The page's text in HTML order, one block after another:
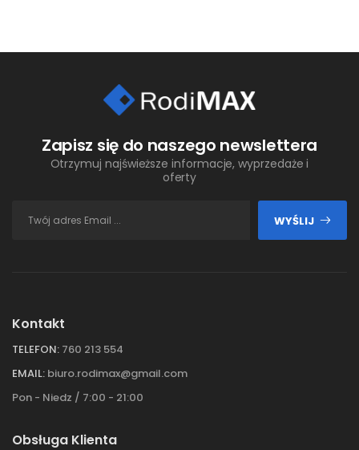
Zapisz się do naszego newslettera
Otrzymuj najświeższe informacje, wyprzedaże i
oferty
WYŚLIJ
Kontakt
TELEFON: 760 213 554
EMAIL: biuro.rodimax@gmail.com
Pon - Niedz / 7:00 - 21:00
Obsługa Klienta